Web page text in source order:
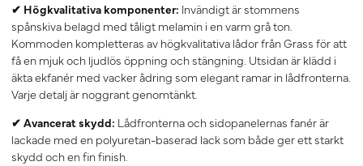
✔ Högkvalitativa komponenter: Invändigt är stommens
spånskiva belagd med tåligt melamin i en varm grå ton.
Kommoden kompletteras av högkvalitativa lådor från Grass för att
få en mjuk och ljudlös öppning och stängning. Utsidan är klädd i
äkta ekfanér med vacker ådring som elegant ramar in lådfronterna.
Varje detalj är noggrant genomtänkt.
✔ Avancerat skydd: Lådfronterna och sidopanelernas fanér är
lackade med en polyuretan-baserad lack som både ger ett starkt
skydd och en fin finish.